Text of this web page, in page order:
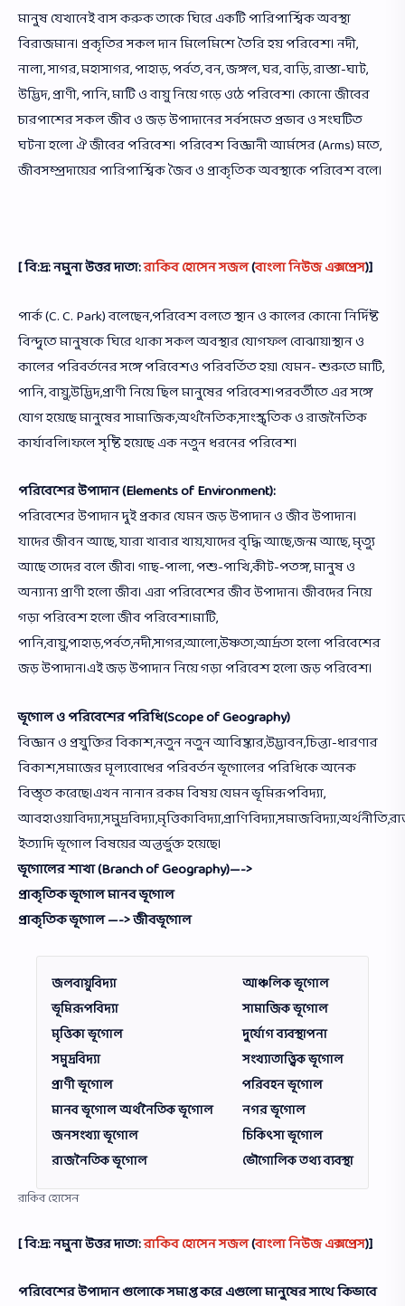
মানুষ যেখানেই বাস করুক তাকে ঘিরে একটি পারিপার্শ্বিক অবস্থা
বিরাজমান। প্রকৃতির সকল দান মিলেমিশে তৈরি হয় পরিবেশ। নদী,
নালা, সাগর, মহাসাগর, পাহাড়, পর্বত, বন, জঙ্গল, ঘর, বাড়ি, রাস্তা-ঘাট,
উদ্ভিদ, প্রাণী, পানি, মাটি ও বায়ু নিয়ে গড়ে ওঠে পরিবেশ। কোনো জীবের
চারপাশের সকল জীব ও জড় উপাদানের সর্বসমেত প্রভাব ও সংঘটিত
ঘটনা হলো ঐ জীবের পরিবেশ। পরিবেশ বিজ্ঞানী আর্মসের (Arms) মতে,
জীবসম্প্রদায়ের পারিপার্শ্বিক জৈব ও প্রাকৃতিক অবস্থাকে পরিবেশ বলে।
[ বি:দ্র: নমুনা উত্তর দাতা:রাকিব হোসেন সজল(বাংলা নিউজ এক্সপ্রেস)]
পার্ক (C. C. Park) বলেছেন,পরিবেশ বলতে স্থান ও কালের কোনো নির্দিষ্ট
বিন্দুতে মানুষকে ঘিরে থাকা সকল অবস্থার যোগফল বোঝায়।স্থান ও
কালের পরিবর্তনের সঙ্গে পরিবেশও পরিবর্তিত হয়। যেমন- শুরুতে মাটি,
পানি, বায়ু,উদ্ভিদ,প্রাণী নিয়ে ছিল মানুষের পরিবেশ।পরবর্তীতে এর সঙ্গে
যোগ হয়েছে মানুষের সামাজিক,অর্থনৈতিক,সাংস্কৃতিক ও রাজনৈতিক
কার্যাবলি।ফলে সৃষ্টি হয়েছে এক নতুন ধরনের পরিবেশ।
পরিবেশের উপাদান (Elements of Environment):
পরিবেশের উপাদান দুই প্রকার যেমন জড় উপাদান ও জীব উপাদান।
যাদের জীবন আছে, যারা খাবার খায়,যাদের বৃদ্ধি আছে,জন্ম আছে, মৃত্যু
আছে তাদের বলে জীব। গাছ-পালা, পশু-পাখি,কীট-পতঙ্গ, মানুষ ও
অন্যান্য প্রাণী হলো জীব। এরা পরিবেশের জীব উপাদান। জীবদের নিয়ে
গড়া পরিবেশ হলো জীব পরিবেশ।মাটি,
পানি,বায়ু,পাহাড়,পর্বত,নদী,সাগর,আলো,উষ্ণতা,আর্দ্রতা হলো পরিবেশের
জড় উপাদান।এই জড় উপাদান নিয়ে গড়া পরিবেশ হলো জড় পরিবেশ।
ভূগোল ও পরিবেশের পরিধি(Scope of Geography)
বিজ্ঞান ও প্রযুক্তির বিকাশ,নতুন নতুন আবিষ্কার,উদ্ভাবন,চিন্তা-ধারণার
বিকাশ,সমাজের মূল্যবোধের পরিবর্তন ভূগোলের পরিধিকে অনেক
বিস্তৃত করেছে।এখন নানান রকম বিষয় যেমন ভূমিরূপবিদ্যা,
ইত্যাদি ভূগোল বিষয়ের অন্তর্ভুক্ত হয়েছে।
ভূগোলের শাখা (Branch of Geography)—->
প্রাকৃতিক ভূগোল মানব ভূগোল
প্রাকৃতিক ভূগোল —-> জীবভূগোল
জলবায়ুবিদ্যা
ভূমিরূপবিদ্যা
মৃত্তিকা ভূগোল
সমুদ্রবিদ্যা
প্রাণী ভূগোল
মানব ভূগোল অর্থনৈতিক ভূগোল
জনসংখ্যা ভূগোল
রাজনৈতিক ভূগোল
আঞ্চলিক ভূগোল
সামাজিক ভূগোল
দুর্যোগ ব্যবস্থাপনা
সংখ্যাতাত্ত্বিক ভূগোল
পরিবহন ভূগোল
নগর ভূগোল
চিকিৎসা ভূগোল
ভৌগোলিক তথ্য ব্যবস্থা
রাকিব হোসেন
[ বি:দ্র: নমুনা উত্তর দাতা:রাকিব হোসেন সজল(বাংলা নিউজ এক্সপ্রেস)]
পরিবেশের উপাদান গুলোকে সমাপ্ত করে এগুলো মানুষের সাথে কিভাবে